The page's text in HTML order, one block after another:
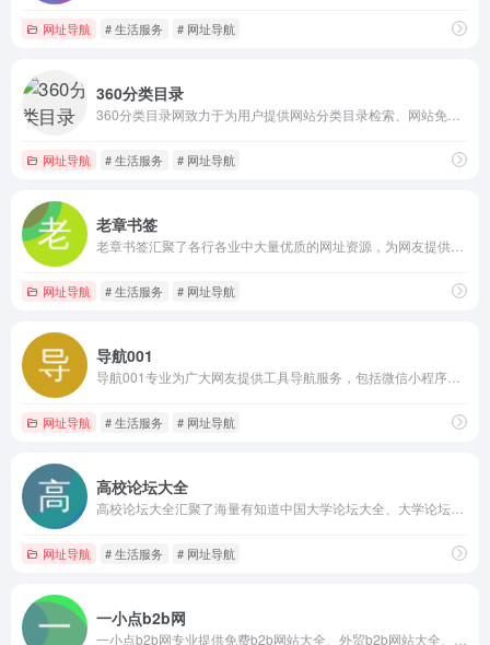
网址导航 # 生活服务 # 网址导航
360分类目录
网址导航 # 生活服务 # 网址导航
老章书签
网址导航 # 生活服务 # 网址导航
导航001
网址导航 # 生活服务 # 网址导航
高校论坛大全
网址导航 # 生活服务 # 网址导航
一小点b2b网